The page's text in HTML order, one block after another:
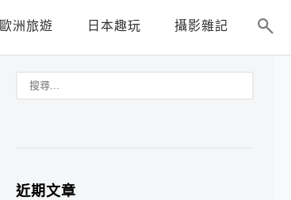
歐洲旅遊 日本趣玩 攝影雜記
近期文章